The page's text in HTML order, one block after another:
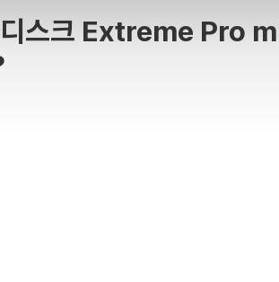
디스크 Extreme Pro